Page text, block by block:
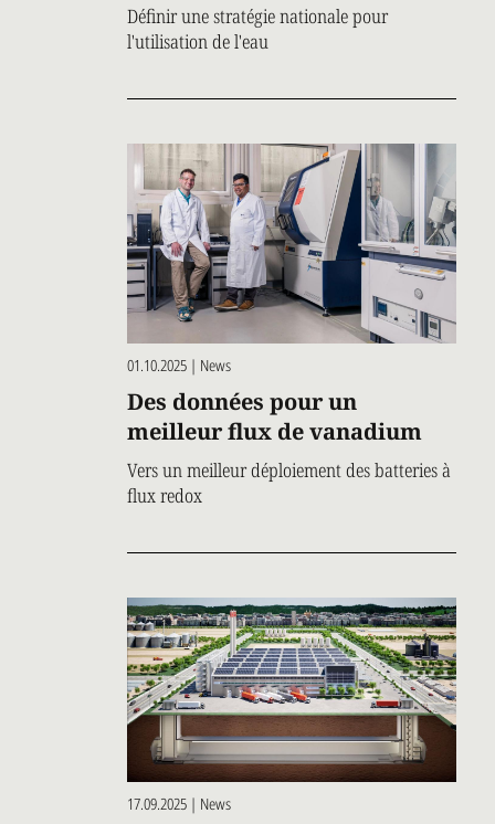
Définir une stratégie nationale pour
l'utilisation de l'eau
01.10.2025 | News
Des données pour un
meilleur flux de vanadium
Vers un meilleur déploiement des batteries à
flux redox
17.09.2025 | News